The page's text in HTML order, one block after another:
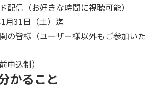
配信（お好きな時間に視聴可能）
月31日（土）迄
の皆様（ユーザー様以外もご参加いた
申込制）
かること